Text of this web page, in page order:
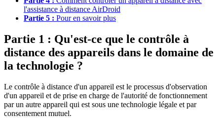
l'assistance à distance AirDroid
Partie 5 : Pour en savoir plus
Partie 1 : Qu'est-ce que le contrôle à
distance des appareils dans le domaine de
la technologie ?
Le contrôle à distance d'un appareil est le processus d'observation
d'un appareil et de prise en charge de l'autorité de fonctionnement
par un autre appareil qui est sous une technologie légale et par
consentement mutuel.